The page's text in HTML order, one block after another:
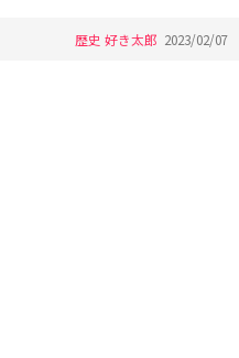
歴史 好き太郎 2023/02/07